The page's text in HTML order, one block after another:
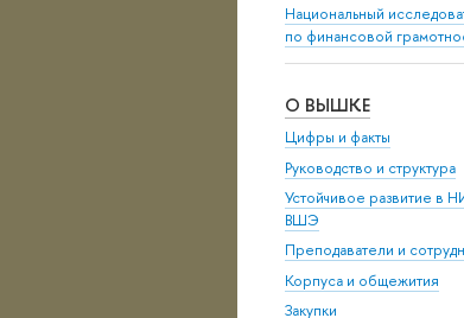
Национальный
по финансовой
О ВЫШКЕ
Цифры и факты
Руководство и структура
Устойчивое развитие в
ВШЭ
Преподаватели и
Корпуса и общежития
Закупки